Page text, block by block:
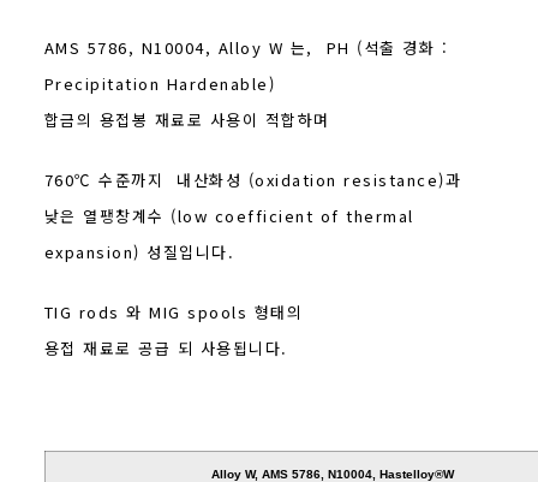
AMS 5786, N10004, Alloy W 는, PH (석출 경화 :
Precipitation Hardenable)
합금의 용접봉 재료로 사용이 적합하며
760℃ 수준까지 내산화성 (oxidation resistance)과
낮은 열팽창계수 (low coefficient of thermal
expansion) 성질입니다.
TIG rods 와 MIG spools 형태의
용접 재료로 공급 되 사용됩니다.
Alloy W, AMS 5786, N10004, Hastelloy®W